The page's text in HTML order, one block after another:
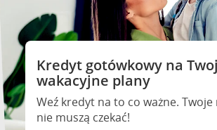
Kredyt gotówkowy na
wakacyjne plany
Weź kredyt na to co ważne. Twoje
nie muszą czekać!